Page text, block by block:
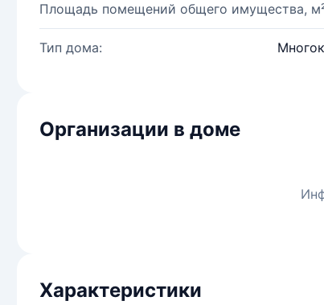
Площадь помещений общего имущества,
Тип дома:
Организации в доме
Характеристики